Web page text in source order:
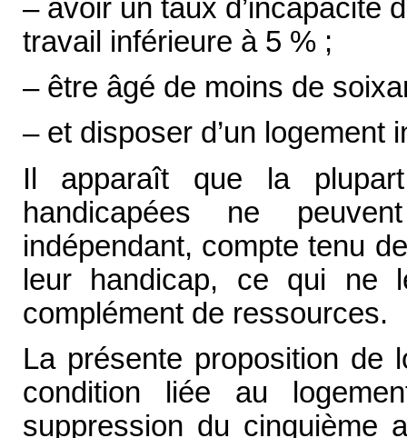
– avoir un taux d’incapacité
travail inférieure à 5 % ;
– être âgé de moins de
– et disposer d’un logement
Il apparaît que la
handicapées ne
indépendant, compte tenu
leur handicap, ce qui ne
complément de ressources.
La présente proposition de
condition liée au
suppression du cinquième